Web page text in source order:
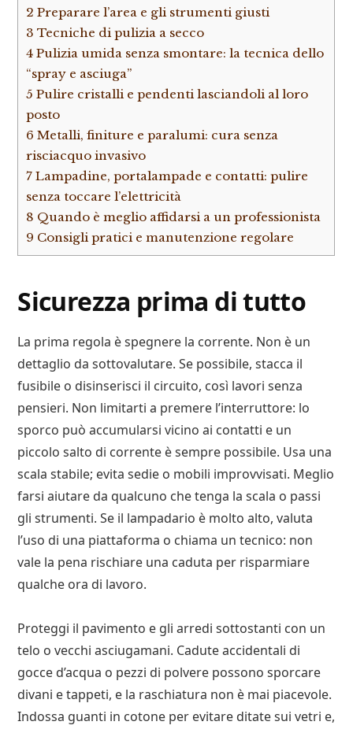
2 Preparare l’area e gli strumenti giusti
3 Tecniche di pulizia a secco
4 Pulizia umida senza smontare: la tecnica dello
“spray e asciuga”
5 Pulire cristalli e pendenti lasciandoli al loro
posto
6 Metalli, finiture e paralumi: cura senza
risciacquo invasivo
7 Lampadine, portalampade e contatti: pulire
senza toccare l’elettricità
8 Quando è meglio affidarsi a un professionista
9 Consigli pratici e manutenzione regolare
Sicurezza prima di tutto
La prima regola è spegnere la corrente. Non è un
dettaglio da sottovalutare. Se possibile, stacca il
fusibile o disinserisci il circuito, così lavori senza
pensieri. Non limitarti a premere l’interruttore: lo
sporco può accumularsi vicino ai contatti e un
piccolo salto di corrente è sempre possibile. Usa una
scala stabile; evita sedie o mobili improvvisati. Meglio
farsi aiutare da qualcuno che tenga la scala o passi
gli strumenti. Se il lampadario è molto alto, valuta
l’uso di una piattaforma o chiama un tecnico: non
vale la pena rischiare una caduta per risparmiare
qualche ora di lavoro.
Proteggi il pavimento e gli arredi sottostanti con un
telo o vecchi asciugamani. Cadute accidentali di
gocce d’acqua o pezzi di polvere possono sporcare
divani e tappeti, e la raschiatura non è mai piacevole.
Indossa guanti in cotone per evitare ditate sui vetri e,